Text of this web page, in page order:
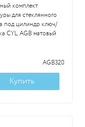
комплект
для стеклянного
под цилиндр ключ/
CYL AGB матовый
AGB320
Купить